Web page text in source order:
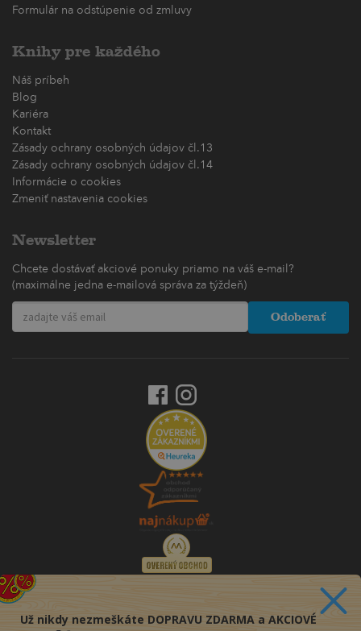
Formulár na odstúpenie od zmluvy
Knihy pre každého
Náš príbeh
Blog
Kariéra
Kontakt
Zásady ochrany osobných údajov čl.13
Zásady ochrany osobných údajov čl.14
Informácie o cookies
Zmeniť nastavenia cookies
Newsletter
Chcete dostávať akciové ponuky priamo na váš e-mail?
(maximálne jedna e-mailová správa za týždeň)
Odoberať
Už nikdy nezmeškáte DOPRAVU ZDARMA a AKCIOVÉ